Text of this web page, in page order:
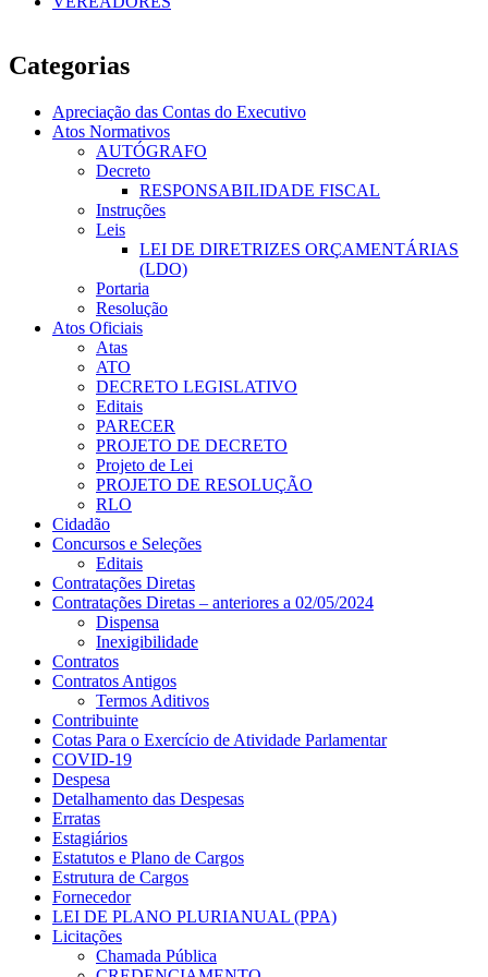
Categorias
Apreciação das Contas do Executivo
Atos Normativos
AUTÓGRAFO
Decreto
RESPONSABILIDADE FISCAL
Instruções
Leis
LEI DE DIRETRIZES ORÇAMENTÁRIAS
(LDO)
Portaria
Resolução
Atos Oficiais
Atas
ATO
DECRETO LEGISLATIVO
Editais
PARECER
PROJETO DE DECRETO
Projeto de Lei
PROJETO DE RESOLUÇÃO
RLO
Cidadão
Concursos e Seleções
Editais
Contratações Diretas
Contratações Diretas – anteriores a 02/05/2024
Dispensa
Inexigibilidade
Contratos
Contratos Antigos
Termos Aditivos
Contribuinte
Cotas Para o Exercício de Atividade Parlamentar
COVID-19
Despesa
Detalhamento das Despesas
Erratas
Estagiários
Estatutos e Plano de Cargos
Estrutura de Cargos
Fornecedor
LEI DE PLANO PLURIANUAL (PPA)
Licitações
Chamada Pública